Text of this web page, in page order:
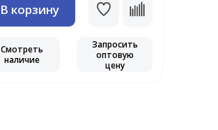
В корзину
Смотреть
наличие
Запросить
оптовую
цену